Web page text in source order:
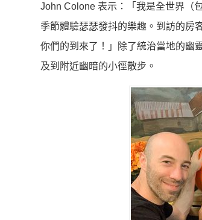
John Colone 表示：「我是全世界（
季節體驗瑟瑟發抖的樂趣。到訪的房
你們的到來了！」除了統治當地的幽
及到附近幽暗的小徑散步。